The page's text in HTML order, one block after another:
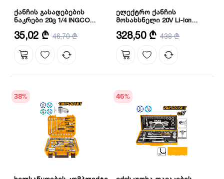
ქანჩის გასაღებების
ნაკრები 20ც 1/4 INGCO
რაოდენობა: 20 ც
35,02 ₾ 46,70 ₾
ელექტრო ქანჩის
მოსახსნელი 20V Li-Ion
ძაბვა: 20 ვ
328,50 ₾ 438 ₾
38% 46%